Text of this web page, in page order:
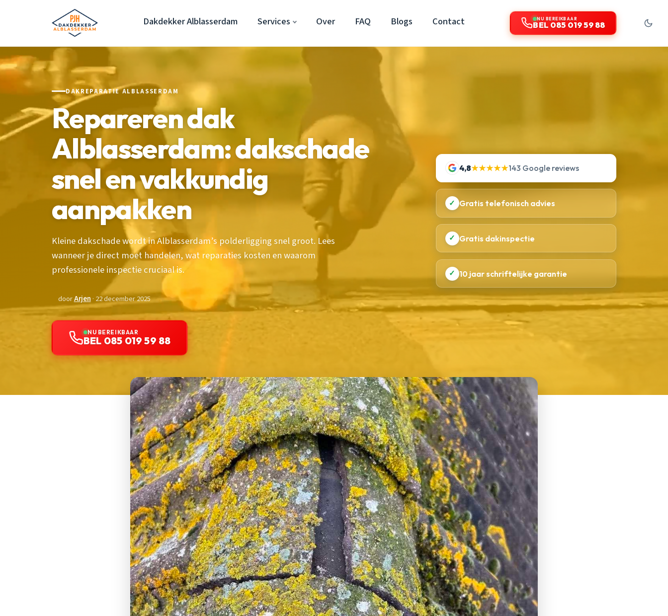
Dakdekker Alblasserdam Services Over FAQ Blogs Contact NU BEREIKBAAR
BEL 085 019 59 88
DAKREPARATIE ALBLASSERDAM
Repareren dak
Alblasserdam: dakschade
snel en vakkundig
aanpakken
Kleine dakschade wordt in Alblasserdam’s polderligging snel groot. Lees
wanneer je direct moet handelen, wat reparaties kosten en waarom
professionele inspectie cruciaal is.
doorArjen · 22 december 2025
NU BEREIKBAAR
BEL 085 019 59 88
4,8★★★★★143 Google reviews
✓ Gratis telefonisch advies
✓ Gratis dakinspectie
✓ 10 jaar schriftelijke garantie